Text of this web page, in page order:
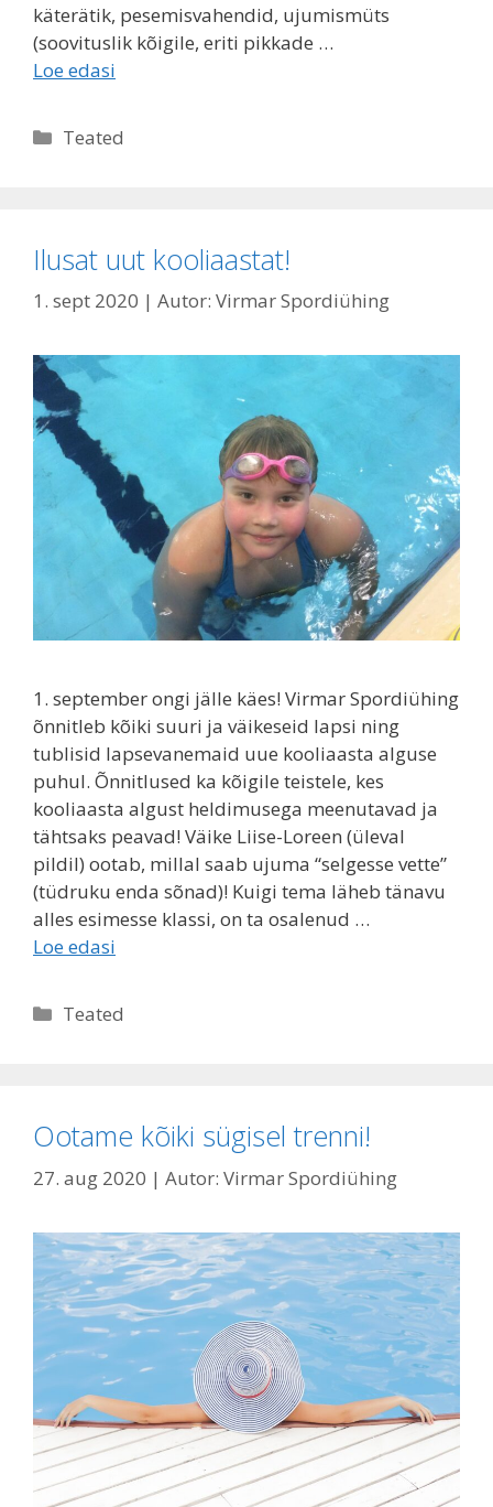
käterätik, pesemisvahendid, ujumismüts
(soovituslik kõigile, eriti pikkade …
Loe edasi
Rubriigid
Teated
Ilusat uut kooliaastat!
1. sept 2020 | Autor: Virmar Spordiühing
1. september ongi jälle käes! Virmar Spordiühing
õnnitleb kõiki suuri ja väikeseid lapsi ning
tublisid lapsevanemaid uue kooliaasta alguse
puhul. Õnnitlused ka kõigile teistele, kes
kooliaasta algust heldimusega meenutavad ja
tähtsaks peavad! Väike Liise-Loreen (üleval
pildil) ootab, millal saab ujuma “selgesse vette”
(tüdruku enda sõnad)! Kuigi tema läheb tänavu
alles esimesse klassi, on ta osalenud …
Loe edasi
Rubriigid
Teated
Ootame kõiki sügisel trenni!
27. aug 2020 | Autor: Virmar Spordiühing